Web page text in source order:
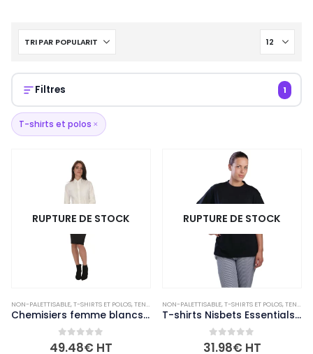
Filtres 1
T-shirts et polos
RUPTURE DE STOCK
NON-PALETTISABLE,T-SHIRTS ET POLOS,TENUES DE CUISINE ,VÊTEMENTS ET CHAUSSURES
Chemisiers femme blancs B&C Heritage LSL taille L
0 out of 5
49.48€ HT
RUPTURE DE STOCK
NON-PALETTISABLE,T-SHIRTS ET POLOS,TENUES DE CUISINE
T-shirts Nisbets Essentials noirs XL (lot de 2)
0 out of 5
31.98€ HT